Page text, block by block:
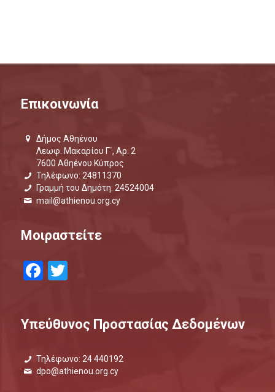
Επικοινωνία
Δήμος Αθηένου
Λεωφ. Μακαρίου Γ΄, Αρ. 2
7600 Αθηένου Κύπρος
Τηλέφωνο: 24811370
Γραμμή του Δημότη: 24524004
mail@athienou.org.cy
Μοιραστείτε
Facebook
Twitter
Υπεύθυνος Προστασίας Δεδομένων
Τηλέφωνο: 24 440192
dpo@athienou.org.cy